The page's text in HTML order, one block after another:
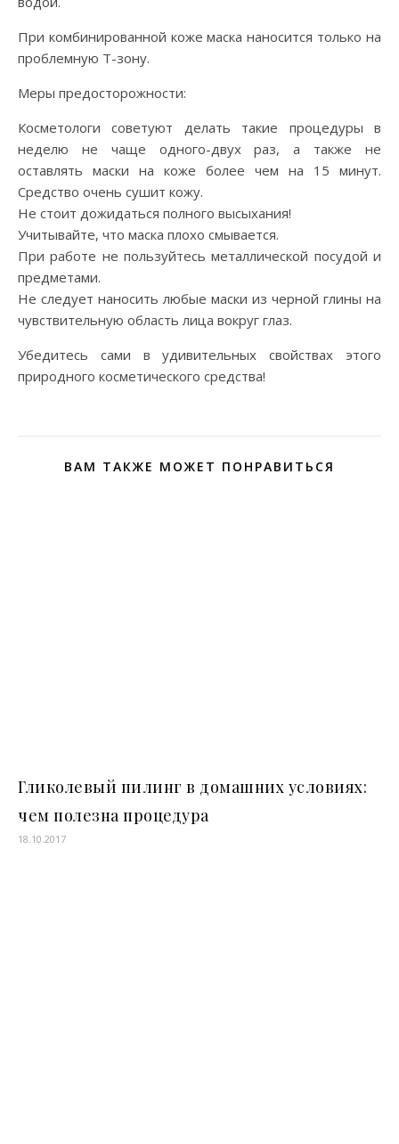
При комбинированной коже маска наносится только на
проблемную Т-зону.
Меры предосторожности:
Косметологи советуют делать такие процедуры в
неделю не чаще одного-двух раз, а также не
оставлять маски на коже более чем на 15 минут.
Средство очень сушит кожу.
Не стоит дожидаться полного высыхания!
Учитывайте, что маска плохо смывается.
При работе не пользуйтесь металлической посудой и
предметами.
Не следует наносить любые маски из черной глины на
чувствительную область лица вокруг глаз.
Убедитесь сами в удивительных свойствах этого
природного косметического средства!
ВАМ ТАКЖЕ МОЖЕТ ПОНРАВИТЬСЯ
Гликолевый пилинг в домашних условиях:
чем полезна процедура
18.10.2017